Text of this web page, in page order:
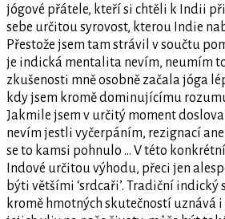
jógové přátele, kteří si chtěli k Indii
sebe určitou syrovost, kterou Indie
Přestože jsem tam strávil v součtu
je indická mentalita nevím, neumím
zkušenosti mně osobně začala jóga
kdy jsem kromě dominujícímu
Jakmile jsem v určitý moment doslova
nevím jestli vyčerpáním, rezignací
se to kamsi pohnulo … V této
Indové určitou výhodu, přeci jen
býti většími ‘srdcaři’. Tradiční
kromě hmotných skutečností uznává